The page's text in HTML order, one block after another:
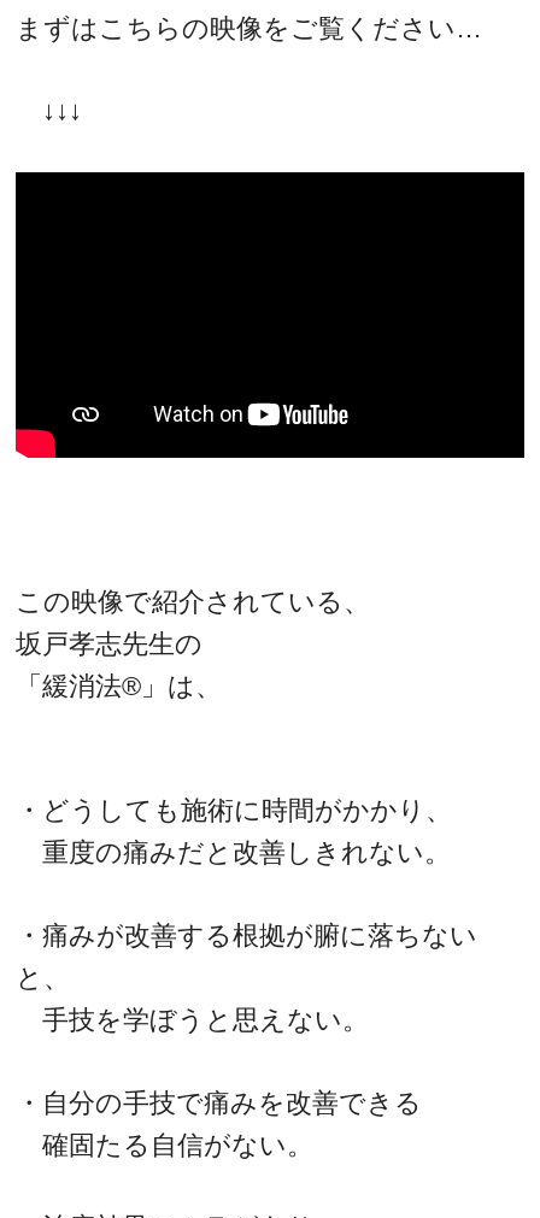
まずはこちらの映像をご覧ください…
↓↓↓
この映像で紹介されている、
坂戸孝志先生の
「緩消法®」は、
・どうしても施術に時間がかかり、
重度の痛みだと改善しきれない。
・痛みが改善する根拠が腑に落ちない
と、
手技を学ぼうと思えない。
・自分の手技で痛みを改善できる
確固たる自信がない。